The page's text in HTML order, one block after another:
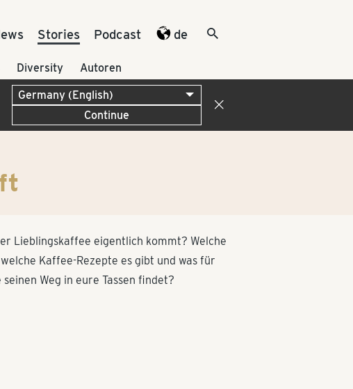
Stories Podcast de
Diversity Autoren
Continue
Lieblingskaffee eigentlich kommt? Welche
Kaffee-Rezepte es gibt und was für
Weg in eure Tassen findet?